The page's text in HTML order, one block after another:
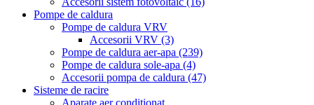
Pompe de caldura
Pompe de caldura VRV
Accesorii VRV (3)
Pompe de caldura aer-apa (239)
Pompe de caldura sole-apa (4)
Accesorii pompa de caldura (47)
Sisteme de racire
Aparate aer conditionat